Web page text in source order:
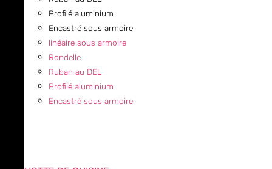
Profilé aluminium
Encastré sous armoire
linéaire sous armoire
Rondelle
Ruban au DEL
Profilé aluminium
Encastré sous armoire